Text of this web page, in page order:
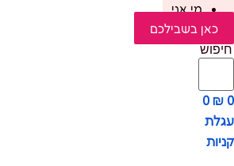
מי אני
כאן בשבילכם
חיפוש
₪ 0
0
עגלת
קניות